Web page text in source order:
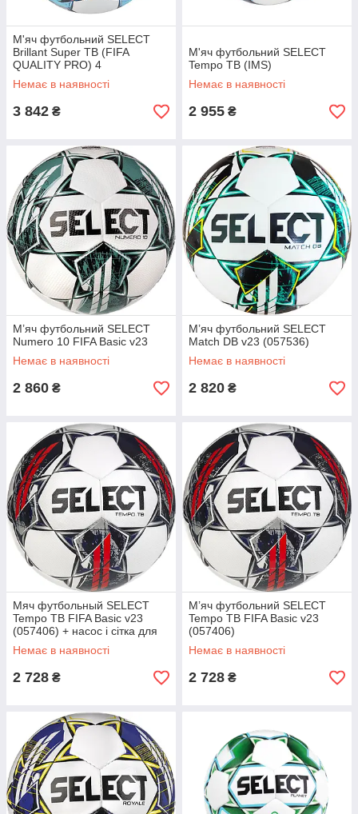
М'яч футбольний SELECT
Brillant Super TB (FIFA
QUALITY PRO) 4
Немає в наявності
3 842 ₴
М'яч футбольний SELECT
Tempo TB (IMS)
Немає в наявності
2 955 ₴
М’яч футбольний SELECT
Numero 10 FIFA Basic v23
Немає в наявності
2 860 ₴
М’яч футбольний SELECT
Match DB v23 (057536)
Немає в наявності
2 820 ₴
Мяч футбольный SELECT
Tempo TB FIFA Basic v23
(057406) + насос і сітка для
м'ячів у подарунок 4
Немає в наявності
2 728 ₴
М’яч футбольний SELECT
Tempo TB FIFA Basic v23
(057406)
Немає в наявності
2 728 ₴